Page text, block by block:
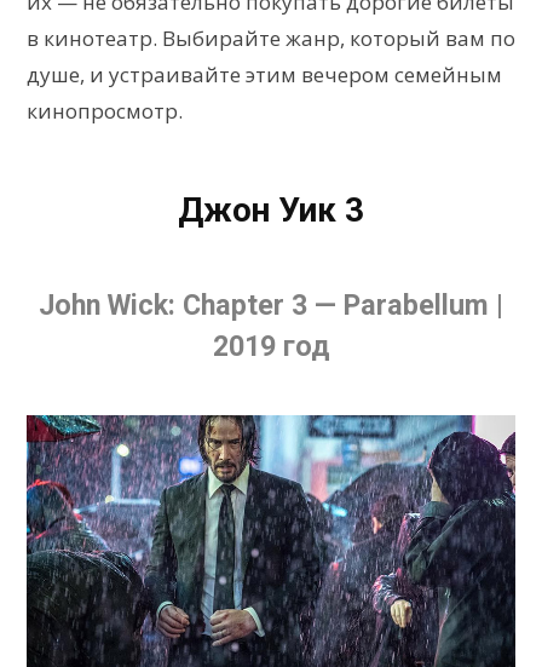
в кинотеатр. Выбирайте жанр, который вам по
душе, и устраивайте этим вечером семейным
кинопросмотр.
Джон Уик 3
John Wick: Chapter 3 — Parabellum |
2019 год